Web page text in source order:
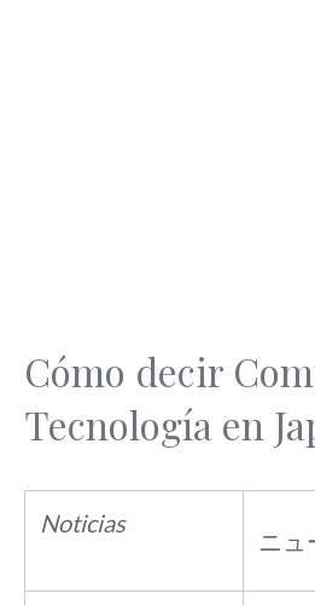
Cómo decir
Tecnología en
Noticias
ニュ